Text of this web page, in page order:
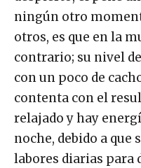
ningún otro
otros, es que en la
contrario; su nivel
con un poco de
contenta con el
relajado y hay
noche, debido a que
labores diarias para